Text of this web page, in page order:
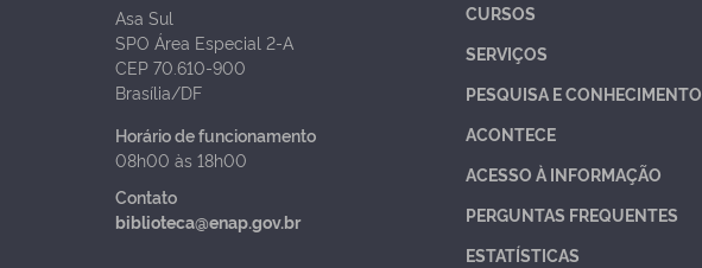
Asa Sul
SPO Área Especial 2-A
CEP 70.610-900
Brasília/DF
Horário de funcionamento
08h00 às 18h00
Contato
biblioteca@enap.gov.br
CURSOS
SERVIÇOS
PESQUISA E CONHECIMENTO
ACONTECE
ACESSO À INFORMAÇÃO
PERGUNTAS FREQUENTES
ESTATÍSTICAS